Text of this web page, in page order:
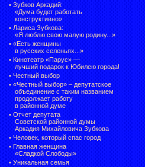
• Зубков Аркадий:
«Дума будет работать
конструктивно»
• Лариса Зубкова:
«Я люблю свою малую родину...»
• «Есть женщины
в русских селеньях...»
• Кинотеатр «Парус» —
лучший подарок к Юбилею города!
• Честный выбор
• «Честный выбор» – депутатское
объединение с таким названием
продолжает работу
в районной думе
• Отчет депутата
Советской районной думы
Аркадия Михайловича Зубкова
• Человек, который спас город
• Главная женщина
«Сладкой Слободы»
• Уникальная семья